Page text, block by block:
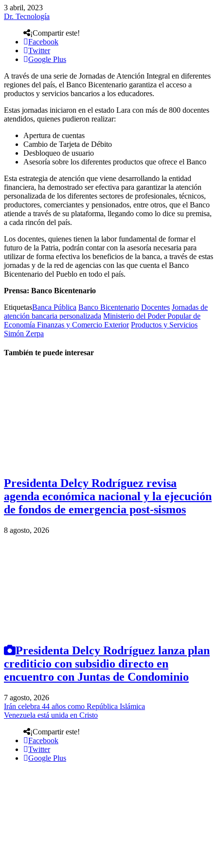
3 abril, 2023
Dr. Tecnología
¡Compartir este!
Facebook
Twitter
Google Plus
A través de una serie de Jornadas de Atención Integral en diferentes
regiones del país, el Banco Bicentenario garantiza el acceso a
productos y servicios bancarios a los educadores.
Estas jornadas iniciaron en el estado Lara con más de 800 docentes
atendidos, quienes pudieron realizar:
Apertura de cuentas
Cambio de Tarjeta de Débito
Desbloqueo de usuario
Asesoría sobre los diferentes productos que ofrece el Banco
Esta estrategia de atención que viene desarrollando la entidad
financiera, ha demostrado ser efectiva para garantizar la atención
personalizada de los diferentes sectores de profesionales, técnicos,
productores, comerciantes y pensionados, entre otros, que el Banco
atiende a través de su plataforma, llegando como lo dice su premisa,
a cada rincón del país.
Los docentes, quienes tienen la labor fundamental de formar el
futuro de la Patria, podrán contar con la asesoría necesaria para
utilizar de forma efectiva los beneficios de la banca, a través de estas
jornadas y de la red de agencias con las que cuenta el Banco
Bicentenario del Pueblo en todo el país.
Prensa: Banco Bicentenario
EtiquetasBanca Pública Banco Bicentenario Docentes Jornadas de
atención bancaria personalizada Ministerio del Poder Popular de
Economía Finanzas y Comercio Exterior Productos y Servicios
Simón Zerpa
También te puede interesar
Presidenta Delcy Rodríguez revisa
agenda económica nacional y la ejecución
de fondos de emergencia post-sismos
8 agosto, 2026
Presidenta Delcy Rodríguez lanza plan
crediticio con subsidio directo en
encuentro con Juntas de Condominio
7 agosto, 2026
Irán celebra 44 años como República Islámica
Venezuela está unida en Cristo
¡Compartir este!
Facebook
Twitter
Google Plus